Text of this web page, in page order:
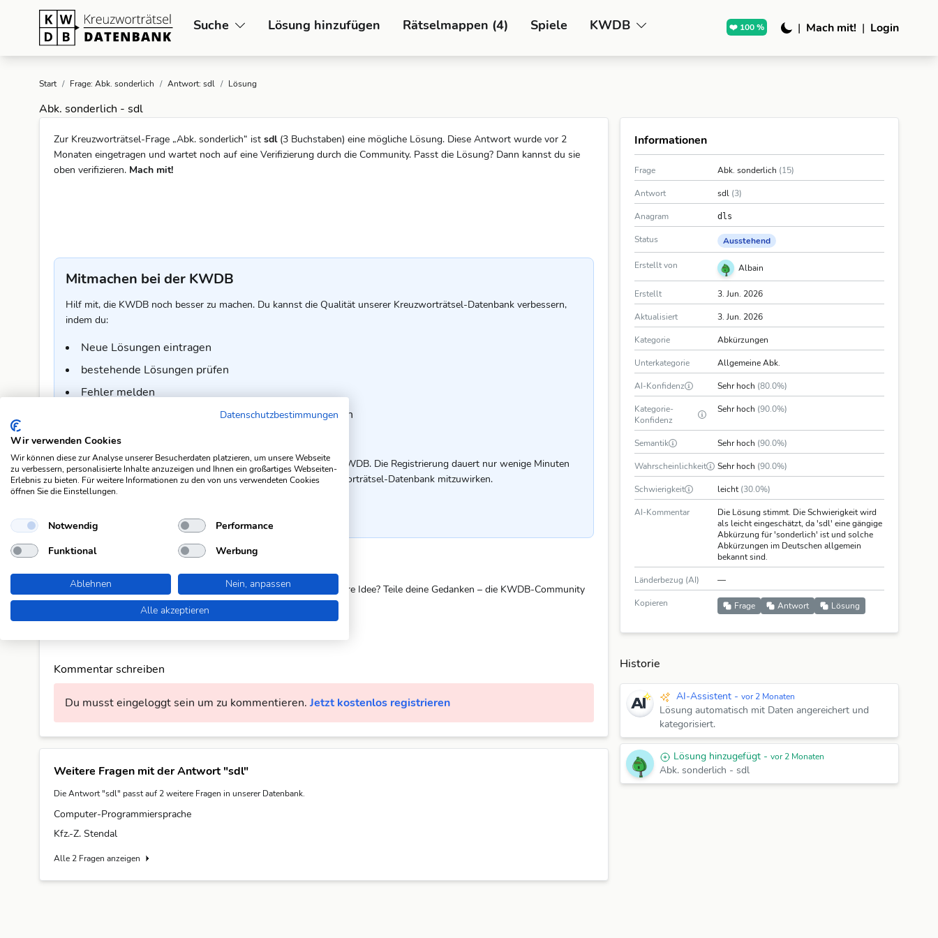
Suche Lösung hinzufügen Rätselmappen (4) Spiele KWDB ❤️ 100 % | Mach mit! | Login
Start / Frage: Abk. sonderlich / Antwort: sdl / Lösung
Abk. sonderlich - sdl
Zur Kreuzworträtsel-Frage „Abk. sonderlich“ ist sdl(3 Buchstaben) eine mögliche Lösung. Diese Antwort wurde vor 2
Monaten eingetragen und wartet noch auf eine Verifizierung durch die Community. Passt die Lösung? Dann kannst du sie
oben verifizieren. Mach mit!
Mitmachen bei der KWDB
Hilf mit, die KWDB noch besser zu machen. Du kannst die Qualität unserer Kreuzworträtsel-Datenbank verbessern,
indem du:
Neue Lösungen eintragen
bestehende Lösungen prüfen
Fehler melden
Kommentare und Verbesserungsvorschläge schreiben
Und vieles mehr!
Um mitzumachen, benötigst du einkostenloses Kontoauf der KWDB. Die Registrierung dauert nur wenige Minuten
und ermöglicht es dir, aktiv an der Verbesserung unserer Kreuzworträtsel-Datenbank mitzuwirken.
🤔 Diese Lösung passt für dich nicht ganz? Oder du hast eine bessere Idee? Teile deine Gedanken – die KWDB-Community
freut sich über dein Feedback.
Noch keine Kommentare. Sei der Erste!
Kommentar schreiben
Du musst eingeloggt sein um zu kommentieren. Jetzt kostenlos registrieren
Weitere Fragen mit der Antwort "sdl"
Die Antwort "sdl" passt auf 2 weitere Fragen in unserer Datenbank.
Computer-Programmiersprache
Kfz.-Z. Stendal
Alle 2 Fragen anzeigen
Informationen
Frage Abk. sonderlich (15)
Antwort sdl (3)
Anagram dls
Status Ausstehend
Erstellt von Albain
Erstellt 3. Jun. 2026
Aktualisiert 3. Jun. 2026
Kategorie Abkürzungen
Unterkategorie Allgemeine Abk.
AI-Konfidenz Sehr hoch (80.0%)
Kategorie-
Konfidenz
Sehr hoch (90.0%)
Semantik Sehr hoch (90.0%)
Wahrscheinlichkeit Sehr hoch (90.0%)
Schwierigkeit leicht(30.0%)
AI-Kommentar
Die Lösung stimmt. Die Schwierigkeit wird
als leicht eingeschätzt, da 'sdl' eine gängige
Abkürzung für 'sonderlich' ist und solche
Abkürzungen im Deutschen allgemein
bekannt sind.
Länderbezug (AI) —
Kopieren Frage Antwort Lösung
Historie
AI-Assistent - vor 2 Monaten
Lösung automatisch mit Daten angereichert und
kategorisiert.
Lösung hinzugefügt - vor 2 Monaten
Abk. sonderlich - sdl
Datenschutzbestimmungen
Wir verwenden Cookies
Wir können diese zur Analyse unserer Besucherdaten platzieren, um unsere Webseite
zu verbessern, personalisierte Inhalte anzuzeigen und Ihnen ein großartiges Webseiten-
Erlebnis zu bieten. Für weitere Informationen zu den von uns verwendeten Cookies
öffnen Sie die Einstellungen.
Notwendig
Performance
Funktional
Werbung
Ablehnen
Nein, anpassen
Alle akzeptieren